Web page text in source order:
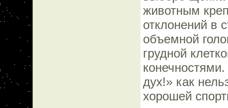
животным
отклонений в
объемной
грудной
дух!» как
хорошей